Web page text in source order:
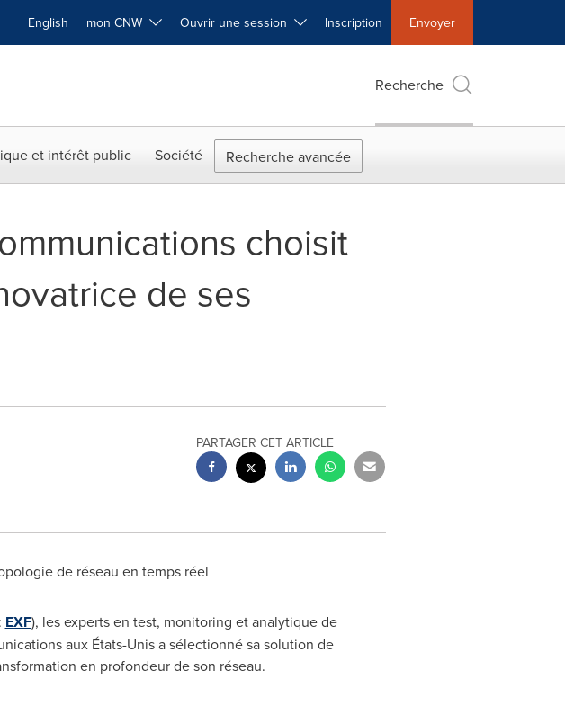
English mon CNW Ouvrir une session Inscription Envoyer
Recherche
et intérêt public Société Recherche avancée
choisit
de ses
PARTAGER CET ARTICLE
de réseau en temps réel
EXF), les experts en test, monitoring et analytique de
aux États-Unis a sélectionné sa solution de
en profondeur de son réseau.